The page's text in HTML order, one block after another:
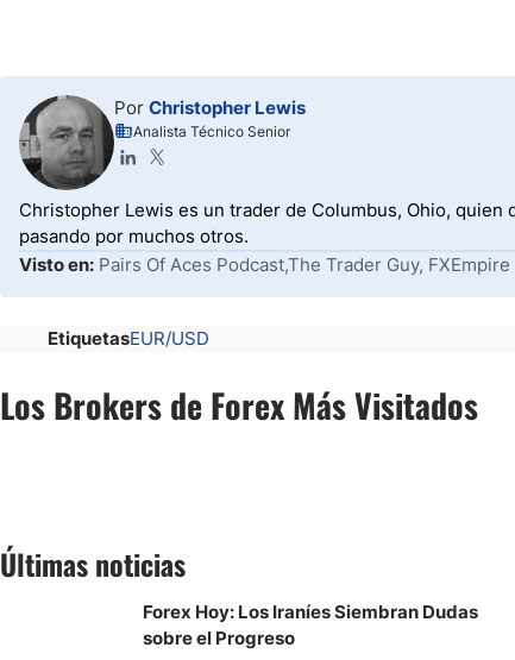
Por Christopher Lewis
Analista Técnico Senior
Christopher Lewis es un trader de Columbus, Ohio, quien
pasando por muchos otros.
Visto en: Pairs Of Aces Podcast,The Trader Guy, FXEmpire
EtiquetasEUR/USD
Los Brokers de Forex Más Visitados
Últimas noticias
Forex Hoy: Los Iraníes Siembran Dudas
sobre el Progreso